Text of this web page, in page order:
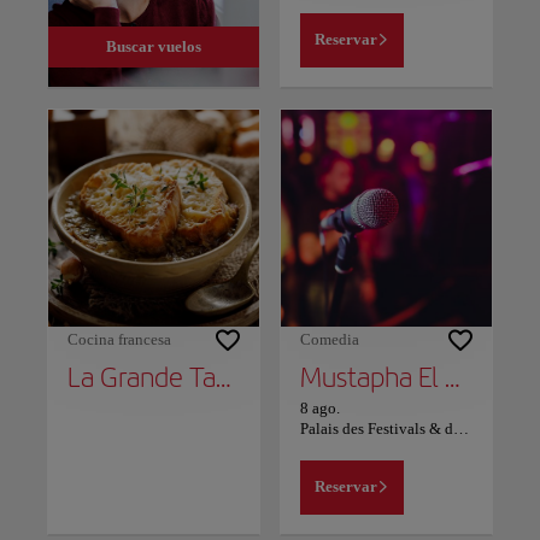
Buscar vuelos Reservar
Cocina francesa
La Grande Table Marocaine
Comedia
Mustapha El Atrassi - Marrakech
8 ago.
Reservar